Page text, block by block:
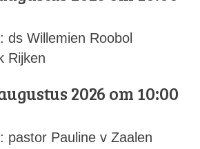
ds Willemien Roobol
Rijken
2026 om 10:00
pastor Pauline v Zaalen